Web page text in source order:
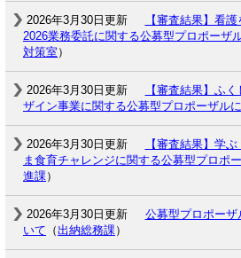
2026年3月30日更新
【審査結果】看
2026業務委託に関する公募型プロポーザ
対策室 ）
2026年3月30日更新
【審査結果】ふ
ザイン事業に関する公募型プロポーザル
2026年3月30日更新
【審査結果】学
ま食育チャレンジに関する公募型プロポ
進課）
2026年3月30日更新
公募型プロポー
いて （出納総務課）